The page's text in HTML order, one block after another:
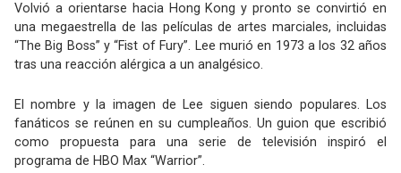
Volvió a orientarse hacia Hong Kong y pronto se convirtió en
una megaestrella de las películas de artes marciales, incluidas
“The Big Boss” y “Fist of Fury”. Lee murió en 1973 a los 32 años
tras una reacción alérgica a un analgésico.
El nombre y la imagen de Lee siguen siendo populares. Los
fanáticos se reúnen en su cumpleaños. Un guion que escribió
como propuesta para una serie de televisión inspiró el
programa de HBO Max “Warrior”.